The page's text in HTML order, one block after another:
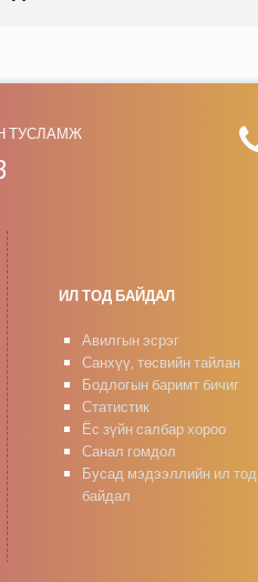
ТУСЛАМЖ
ИЛ ТОД БАЙДАЛ
Авилгын эсрэг
Санхүү, төсвийн тайлан
Бодлогын баримт бичиг
Статистик
Ёс зүйн салбар хороо
Санал гомдол
Бусад мэдээллийн ил тод
байдал